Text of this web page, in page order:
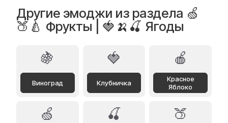
Другие эмоджи из раздела 🍏
🍑🍐 Фрукты | 🍓🍌🍒 Ягоды
🍇
Виноград
🍓
Клубничка
🍎
Красное
Яблоко
🍏 🍒 🍑